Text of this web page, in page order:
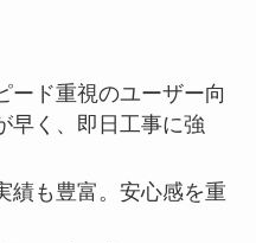
ード重視のユーザー向
早く、即日工事に強
績も豊富。安心感を重